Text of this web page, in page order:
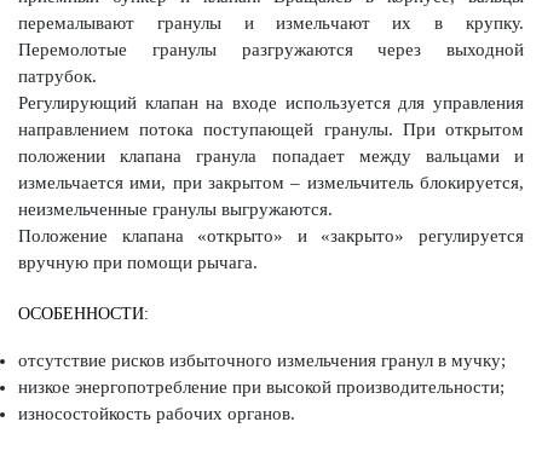
перемалывают гранулы и измельчают их в крупку.
Перемолотые гранулы разгружаются через выходной
патрубок.
Регулирующий клапан на входе используется для управления
направлением потока поступающей гранулы. При открытом
положении клапана гранула попадает между вальцами и
измельчается ими, при закрытом – измельчитель блокируется,
неизмельченные гранулы выгружаются.
Положение клапана «открыто» и «закрыто» регулируется
вручную при помощи рычага.
ОСОБЕННОСТИ:
отсутствие рисков избыточного измельчения гранул в мучку;
низкое энергопотребление при высокой производительности;
износостойкость рабочих органов.